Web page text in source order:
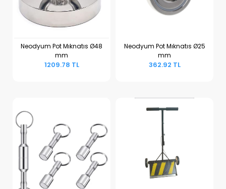
Sepete Ekle
Neodyum Pot Mıknatıs Ø48
mm
1209.78 TL
Sepete Ekle
Neodyum Pot Mıknatıs Ø25
mm
362.92 TL